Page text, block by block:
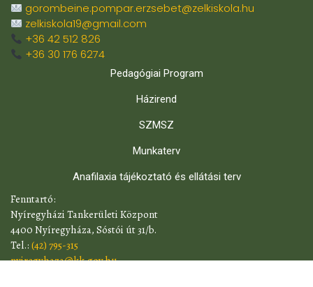
gorombeine.pompar.erzsebet@zelkiskola.hu
zelkiskola19@gmail.com
+36 42 512 826
+36 30 176 6274
Pedagógiai Program
Házirend
SZMSZ
Munkaterv
Anafilaxia tájékoztató és ellátási terv
​Fenntartó:
Nyíregyházi Tankerületi Központ
4400 Nyíregyháza, Sóstói út 31/b.
Tel.: (42) 795-315
nyiregyhaza@kk.gov.hu